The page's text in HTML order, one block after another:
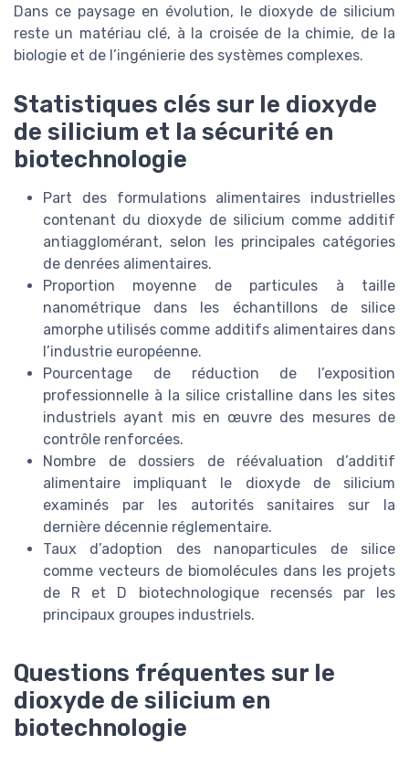
Dans ce paysage en évolution, le dioxyde de silicium
reste un matériau clé, à la croisée de la chimie, de la
biologie et de l’ingénierie des systèmes complexes.
Statistiques clés sur le dioxyde
de silicium et la sécurité en
biotechnologie
Part des formulations alimentaires industrielles
contenant du dioxyde de silicium comme additif
antiagglomérant, selon les principales catégories
de denrées alimentaires.
Proportion moyenne de particules à taille
nanométrique dans les échantillons de silice
amorphe utilisés comme additifs alimentaires dans
l’industrie européenne.
Pourcentage de réduction de l’exposition
professionnelle à la silice cristalline dans les sites
industriels ayant mis en œuvre des mesures de
contrôle renforcées.
Nombre de dossiers de réévaluation d’additif
alimentaire impliquant le dioxyde de silicium
examinés par les autorités sanitaires sur la
dernière décennie réglementaire.
Taux d’adoption des nanoparticules de silice
comme vecteurs de biomolécules dans les projets
de R et D biotechnologique recensés par les
principaux groupes industriels.
Questions fréquentes sur le
dioxyde de silicium en
biotechnologie